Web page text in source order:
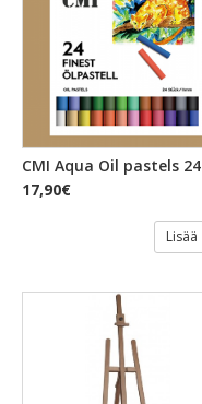
CMI Aqua Oil pastels 24
17,90€
Lisää